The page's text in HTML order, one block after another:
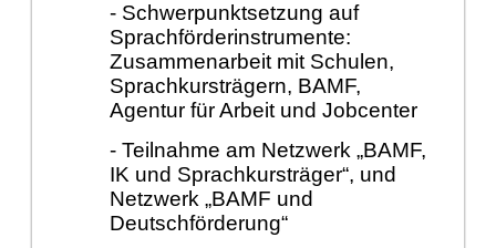
- Schwerpunktsetzung auf
Sprachförderinstrumente:
Zusammenarbeit mit Schulen,
Sprachkursträgern, BAMF,
Agentur für Arbeit und Jobcenter
- Teilnahme am Netzwerk „BAMF,
IK und Sprachkursträger“, und
Netzwerk „BAMF und
Deutschförderung“